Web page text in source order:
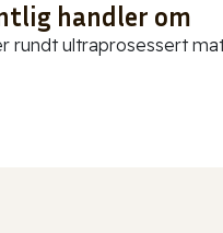
handler om
ultraprosessert